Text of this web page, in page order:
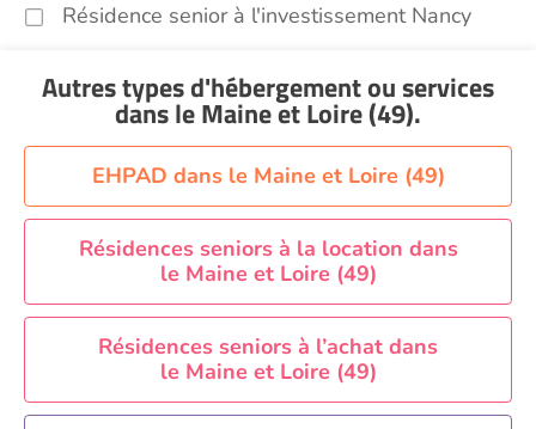
Résidence senior à l'investissement Nancy
Recherche par ville
Autres types d'hébergement ou services
dans le Maine et Loire (49).
EHPAD dans le Maine et Loire (49)
Résidences seniors à la location dans
le Maine et Loire (49)
Résidences seniors à l’achat dans
le Maine et Loire (49)